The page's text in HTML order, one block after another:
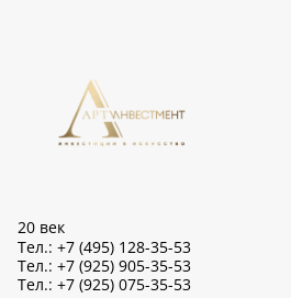
20 век
Тел.: +7 (495) 128-35-53
Тел.: +7 (925) 905-35-53
Тел.: +7 (925) 075-35-53